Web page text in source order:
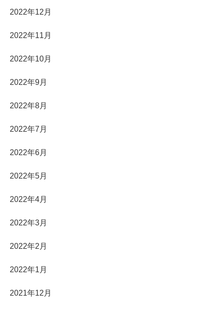
2022年12月
2022年11月
2022年10月
2022年9月
2022年8月
2022年7月
2022年6月
2022年5月
2022年4月
2022年3月
2022年2月
2022年1月
2021年12月